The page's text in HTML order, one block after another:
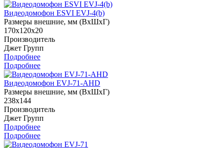
Видеодомофон ESVI EVJ-4(b)
Размеры внешние, мм (ВхШхГ)
170х120х20
Производитель
Джет Групп
Подробнее
Подробнее
Видеодомофон EVJ-71-AHD
Размеры внешние, мм (ВхШхГ)
238х144
Производитель
Джет Групп
Подробнее
Подробнее